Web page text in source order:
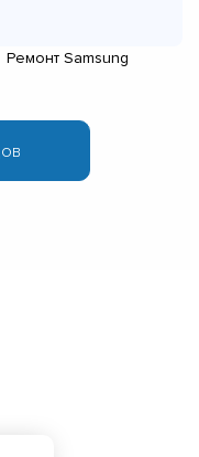
Ремонт Samsung